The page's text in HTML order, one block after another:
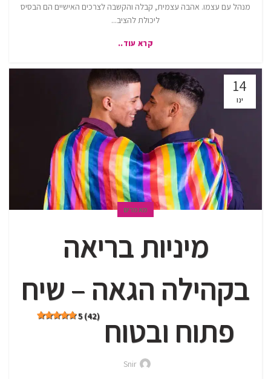
מנהל עם עצמו. אהבה עצמית, קבלה והקשבה לצרכים האישיים הם הבסיס
ליכולת להציב...
קרא עוד..
14
ינו
מאמרים
מיניות בריאה
בקהילה הגאה – שיח
פתוח ובטוח 5 (42)
Snir